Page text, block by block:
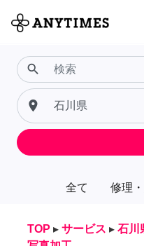
全て 修理
search
place
TOP ▸ サービス ▸ 石川